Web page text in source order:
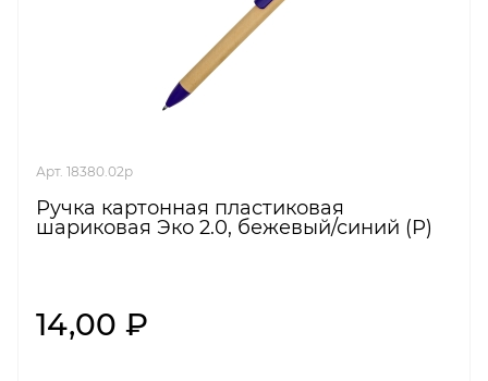
Арт. 18380.02p
Ручка картонная пластиковая
шариковая Эко 2.0, бежевый/синий (Р)
14,00 ₽